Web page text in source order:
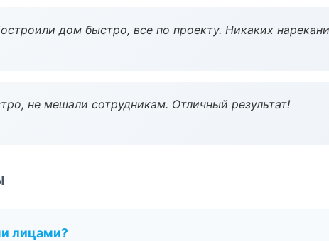
дом быстро, все по проекту. Никаких
не мешали сотрудникам. Отличный результат!
лицами?